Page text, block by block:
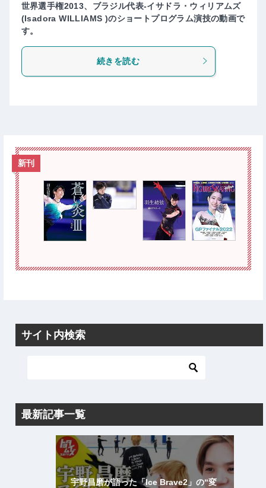
世界選手権2013、ブラジル代表-イサドラ・ウィリアムズ
(Isadora WILLIAMS )のショートプログラム演技の動画で
す。
続きを読む
新刊
サイト内検索
最新記事一覧
宇野昌磨が語った「Ice Brave2」の“変